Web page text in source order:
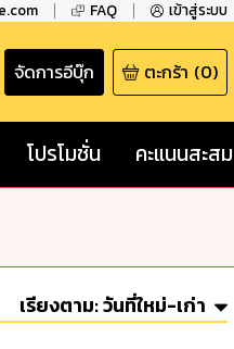
FAQ เข้าสู่ระบบ
จัดการอีบุ๊ก ตะกร้า (0)
โปรโมชั่น คะแนนสะสม
เรียงตาม:วันที่ใหม่-เก่า